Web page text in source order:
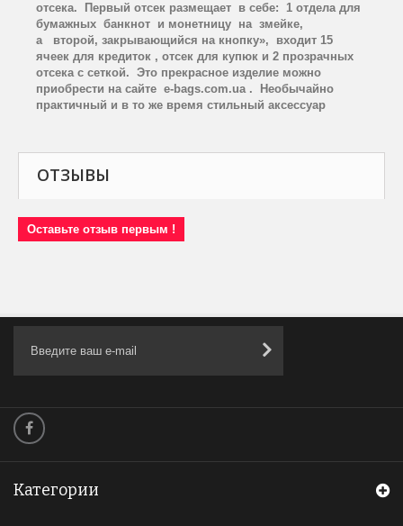
отсека. Первый отсек размещает в себе: 1 отдела для
бумажных банкнот и монетницу на змейке,
а второй, закрывающийся на кнопку», входит 15
ячеек для кредиток , отсек для купюк и 2 прозрачных
отсека с сеткой. Это прекрасное изделие можно
приобрести на сайте e-bags.com.ua. Необычайно
практичный и в то же время стильный аксессуар
ОТЗЫВЫ
Оставьте отзыв первым !
Категории